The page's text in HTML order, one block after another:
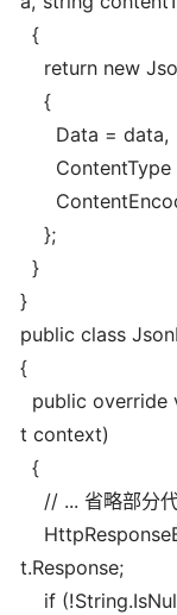
{
return new
{
Data = data,
ContentType
};
}
}
public class
{
public override
t context)
{
// ... 省略部分
t.Response;
if